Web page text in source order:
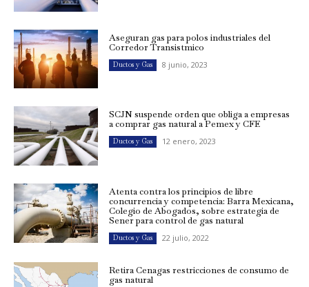
Aseguran gas para polos industriales del
Corredor Transistmico
Ductos y Gas 8 junio, 2023
SCJN suspende orden que obliga a empresas
a comprar gas natural a Pemex y CFE
Ductos y Gas 12 enero, 2023
Atenta contra los principios de libre
concurrencia y competencia: Barra Mexicana,
Colegio de Abogados, sobre estrategia de
Sener para control de gas natural
Ductos y Gas 22 julio, 2022
Retira Cenagas restricciones de consumo de
gas natural